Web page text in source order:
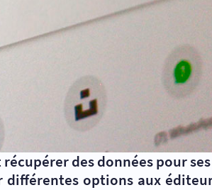
des données pour
options aux